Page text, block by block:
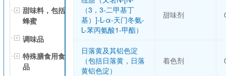
甜味料，包括
蜂蜜
调味品
特殊膳食用食
品
（3，3-二甲基丁
基）]-L-α-天门冬氨-
L-苯丙氨酸1-甲酯）
甜味剂
日落黄及其铝色淀
（包括日落黄，日落
黄铝色淀）
着色剂